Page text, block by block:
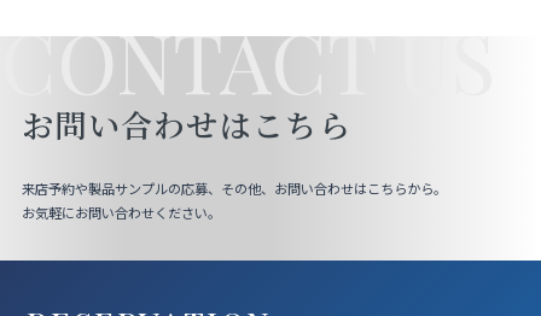
CONTACT US
お問い合わせはこちら
来店予約や製品サンプルの応募、その他、お問い合わせはこちらから。
お気軽にお問い合わせください。